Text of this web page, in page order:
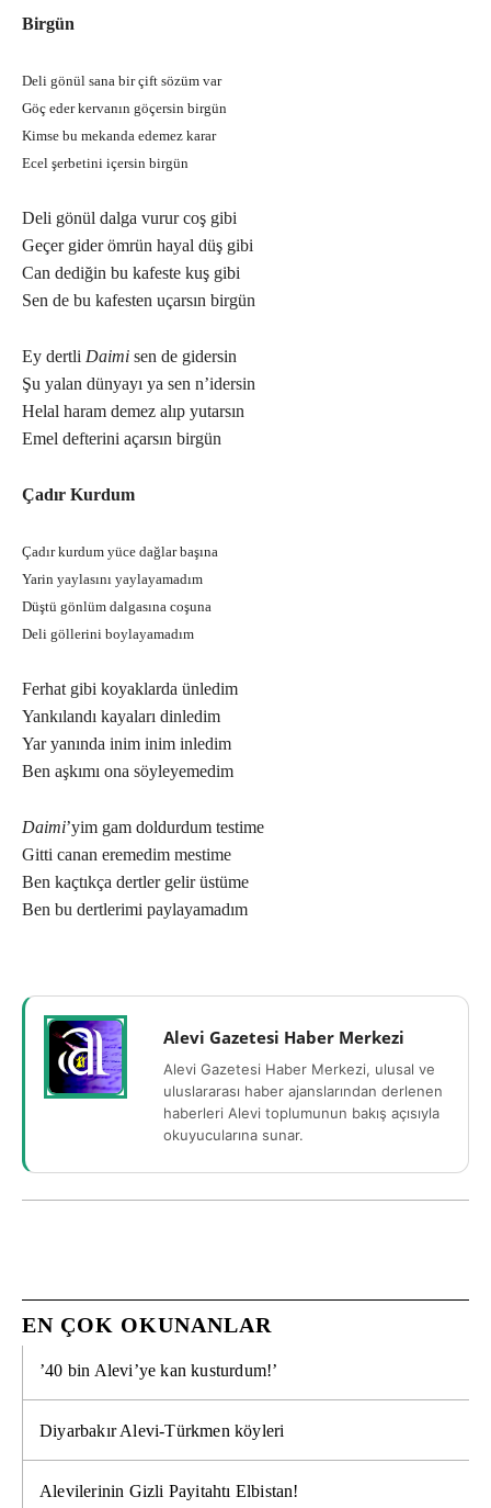
Birgün
Deli gönül sana bir çift sözüm var
Göç eder kervanın göçersin birgün
Kimse bu mekanda edemez karar
Ecel şerbetini içersin birgün
Deli gönül dalga vurur coş gibi
Geçer gider ömrün hayal düş gibi
Can dediğin bu kafeste kuş gibi
Sen de bu kafesten uçarsın birgün
Ey dertli Daimi sen de gidersin
Şu yalan dünyayı ya sen n’idersin
Helal haram demez alıp yutarsın
Emel defterini açarsın birgün
Çadır Kurdum
Çadır kurdum yüce dağlar başına
Yarin yaylasını yaylayamadım
Düştü gönlüm dalgasına coşuna
Deli göllerini boylayamadım
Ferhat gibi koyaklarda ünledim
Yankılandı kayaları dinledim
Yar yanında inim inim inledim
Ben aşkımı ona söyleyemedim
Daimi’yim gam doldurdum testime
Gitti canan eremedim mestime
Ben kaçtıkça dertler gelir üstüme
Ben bu dertlerimi paylayamadım
Alevi Gazetesi Haber Merkezi
Alevi Gazetesi Haber Merkezi, ulusal ve
uluslararası haber ajanslarından derlenen
haberleri Alevi toplumunun bakış açısıyla
okuyucularına sunar.
EN ÇOK OKUNANLAR
’40 bin Alevi’ye kan kusturdum!’
Diyarbakır Alevi-Türkmen köyleri
Alevilerinin Gizli Payitahtı Elbistan!